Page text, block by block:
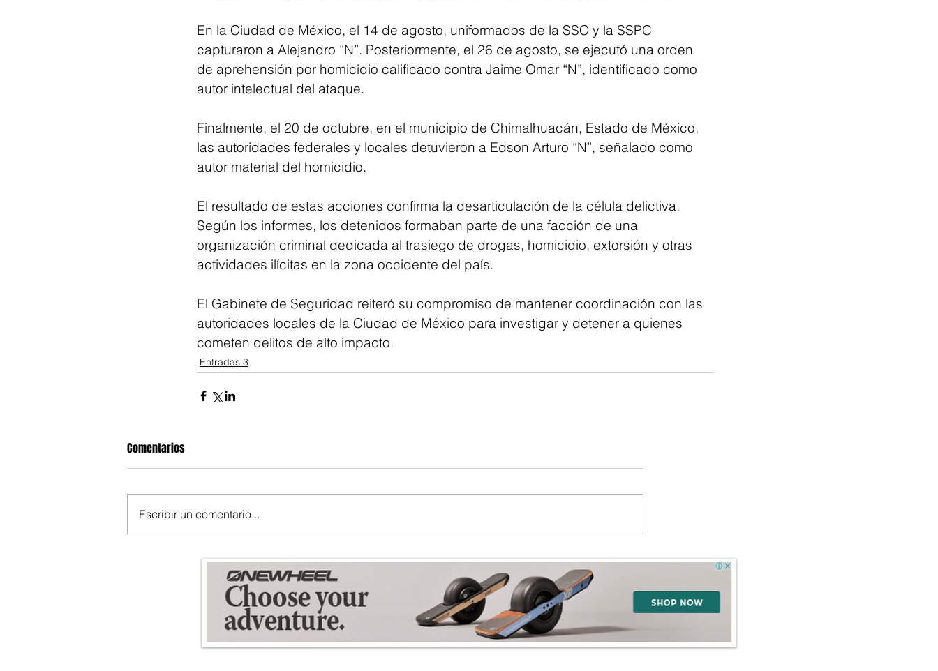
En la Ciudad de México, el 14 de agosto, uniformados de la SSC y la SSPC
capturaron a Alejandro “N”. Posteriormente, el 26 de agosto, se ejecutó una orden
de aprehensión por homicidio calificado contra Jaime Omar “N”, identificado como
autor intelectual del ataque.
Finalmente, el 20 de octubre, en el municipio de Chimalhuacán, Estado de México,
las autoridades federales y locales detuvieron a Edson Arturo “N”, señalado como
autor material del homicidio.
El resultado de estas acciones confirma la desarticulación de la célula delictiva.
Según los informes, los detenidos formaban parte de una facción de una
organización criminal dedicada al trasiego de drogas, homicidio, extorsión y otras
actividades ilícitas en la zona occidente del país.
El Gabinete de Seguridad reiteró su compromiso de mantener coordinación con las
autoridades locales de la Ciudad de México para investigar y detener a quienes
cometen delitos de alto impacto.
Entradas 3
Comentarios
Escribir un comentario...